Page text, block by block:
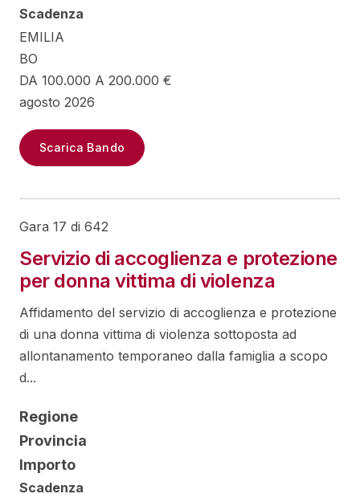
Scadenza
EMILIA
BO
DA 100.000 A 200.000 €
agosto 2026
Scarica Bando
Gara 17 di 642
Servizio di accoglienza e protezione
per donna vittima di violenza
Affidamento del servizio di accoglienza e protezione
di una donna vittima di violenza sottoposta ad
allontanamento temporaneo dalla famiglia a scopo
d...
Regione
Provincia
Importo
Scadenza